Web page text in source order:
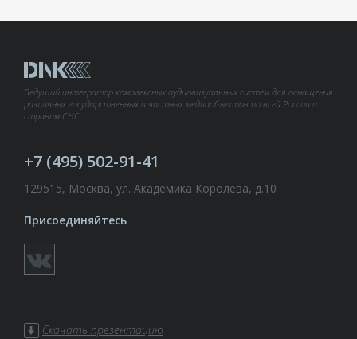
Ведущий интегратор комплексных аудиовизуальных систем для оснащения
различных государственных и частных медиаобъектов по всей России и
странам СНГ.
+7 (495) 502-91-41
129515, Москва, ул. Академика Королёва, д.10
Присоединяйтесь
Скачать презентацию